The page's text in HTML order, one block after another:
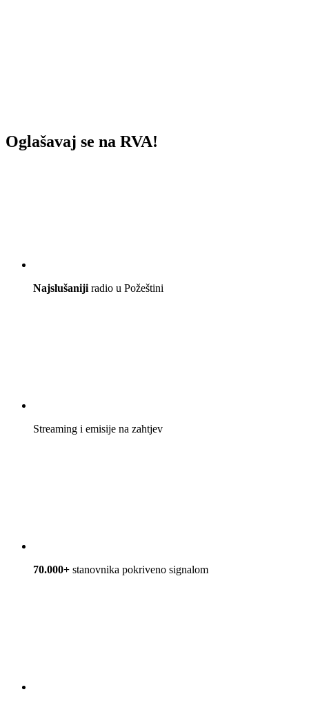
Oglašavaj se na RVA!
Najslušaniji radio u Požeštini
Streaming i emisije na zahtjev
70.000+ stanovnika pokriveno signalom